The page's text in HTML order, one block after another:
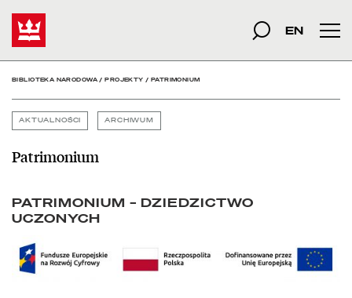
Patrimonium - szukana fraza
Szukaj
EN
BIBLIOTEKA NARODOWA/PROJEKTY / PATRIMONIUM
AKTUALNOŚCI ARCHIWUM
Patrimonium
PATRIMONIUM – DZIEDZICTWO
UCZONYCH